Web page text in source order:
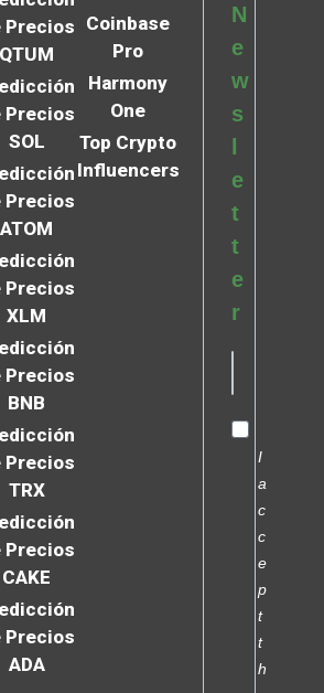
Precios
QTUM
Precios
SOL
Precios
ATOM
Precios
XLM
Precios
BNB
Precios
TRX
Precios
CAKE
Precios
ADA
Coinbase
Pro
Harmony
One
Top Crypto
Influencers
N
e
w
s
e
t
t
e
r
I
a
c
c
e
p
t
t
h